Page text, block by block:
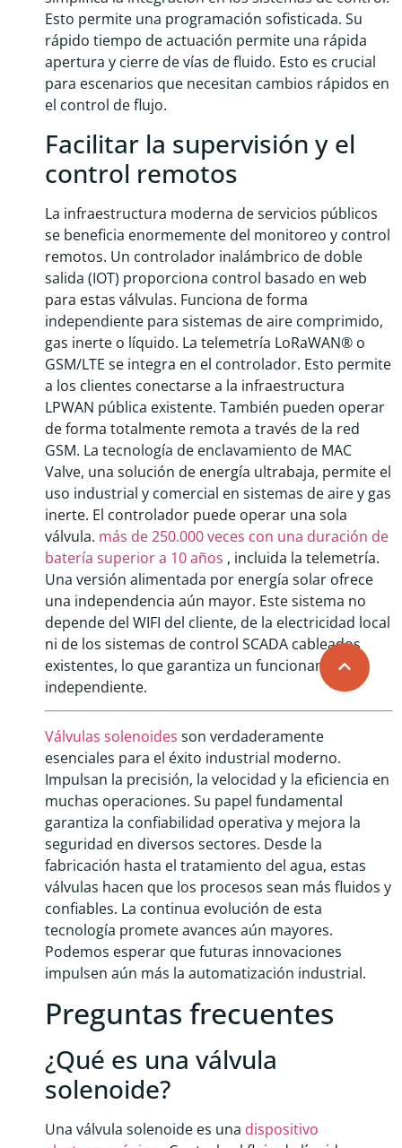
Esto permite una programación sofisticada. Su
rápido tiempo de actuación permite una rápida
apertura y cierre de vías de fluido. Esto es crucial
para escenarios que necesitan cambios rápidos en
el control de flujo.
Facilitar la supervisión y el
control remotos
La infraestructura moderna de servicios públicos
se beneficia enormemente del monitoreo y control
remotos. Un controlador inalámbrico de doble
salida (IOT) proporciona control basado en web
para estas válvulas. Funciona de forma
independiente para sistemas de aire comprimido,
gas inerte o líquido. La telemetría LoRaWAN® o
GSM/LTE se integra en el controlador. Esto permite
a los clientes conectarse a la infraestructura
LPWAN pública existente. También pueden operar
de forma totalmente remota a través de la red
GSM. La tecnología de enclavamiento de MAC
Valve, una solución de energía ultrabaja, permite el
uso industrial y comercial en sistemas de aire y gas
inerte. El controlador puede operar una sola
válvula. más de 250.000 veces con una duración de
batería superior a 10 años , incluida la telemetría.
Una versión alimentada por energía solar ofrece
una independencia aún mayor. Este sistema no
depende del WIFI del cliente, de la electricidad local
ni de los sistemas de control SCADA cableados
existentes, lo que garantiza un funcionamiento
independiente.
Válvulas solenoides son verdaderamente
esenciales para el éxito industrial moderno.
Impulsan la precisión, la velocidad y la eficiencia en
muchas operaciones. Su papel fundamental
garantiza la confiabilidad operativa y mejora la
seguridad en diversos sectores. Desde la
fabricación hasta el tratamiento del agua, estas
válvulas hacen que los procesos sean más fluidos y
confiables. La continua evolución de esta
tecnología promete avances aún mayores.
Podemos esperar que futuras innovaciones
impulsen aún más la automatización industrial.
Preguntas frecuentes
¿Qué es una válvula
solenoide?
Una válvula solenoide es una dispositivo